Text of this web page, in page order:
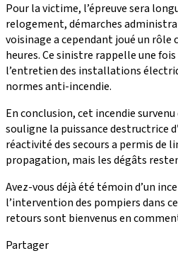
Pour la victime, l’épreuve sera
relogement, démarches
voisinage a cependant joué un rôle
heures. Ce sinistre rappelle une
l’entretien des installations
normes anti-incendie.
En conclusion, cet incendie
souligne la puissance destructrice
réactivité des secours a permis de
propagation, mais les dégâts
Avez-vous déjà été témoin d’un
l’intervention des pompiers dans
retours sont bienvenus en
Partager